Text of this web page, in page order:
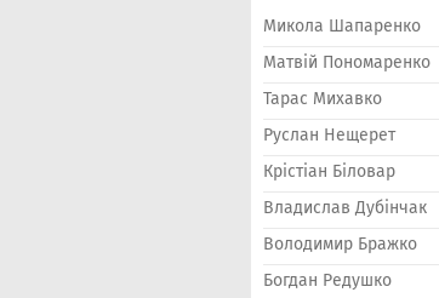
Микола Шапаренко
Матвій Пономаренко
Тарас Михавко
Руслан Нещерет
Крістіан Біловар
Владислав Дубінчак
Володимир Бражко
Богдан Редушко